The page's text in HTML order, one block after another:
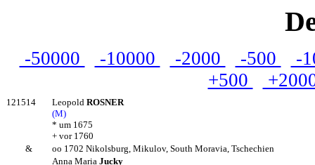
-50000 -10000 -2000 -500
-
+500
121514 Leopold ROSNER
(M)
* um 1675
+ vor 1760
&
oo 1702 Nikolsburg, Mikulov, South Moravia, Tschechien
Anna Maria Jucky